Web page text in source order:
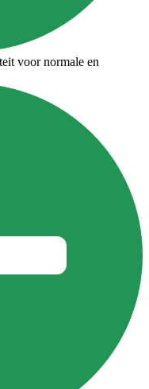
voor normale en